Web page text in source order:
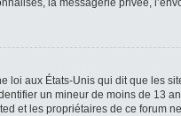
la messagerie privée,
loi aux États-Unis qui dit que les
un mineur de moins de 13
et les propriétaires de ce forum